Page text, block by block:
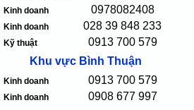
Kinh doanh 0978082408
Kinh doanh 028 39 848 233
Kỹ thuật
0913 700 579
Khu vực Bình Thuận
Kinh doanh 0913 700 579
Kinh doanh 0908 677 997